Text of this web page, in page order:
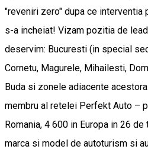
"reveniri zero" dupa ce interventia
s-a incheiat! Vizam pozitia de
deservim: Bucuresti (in special
Cornetu, Magurele, Mihailesti,
Buda si zonele adiacente
membru al retelei Perfekt Auto –
Romania, 4 600 in Europa in 26
marca si model de autoturism si